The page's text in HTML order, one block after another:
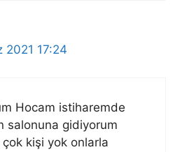
2021 17:24
Hocam istiharemde
salonuna gidiyorum
kişi yok onlarla